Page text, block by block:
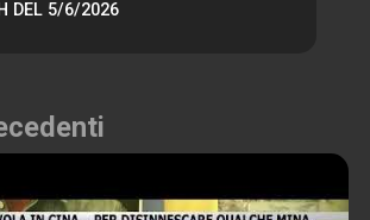
DEL 5/6/2026